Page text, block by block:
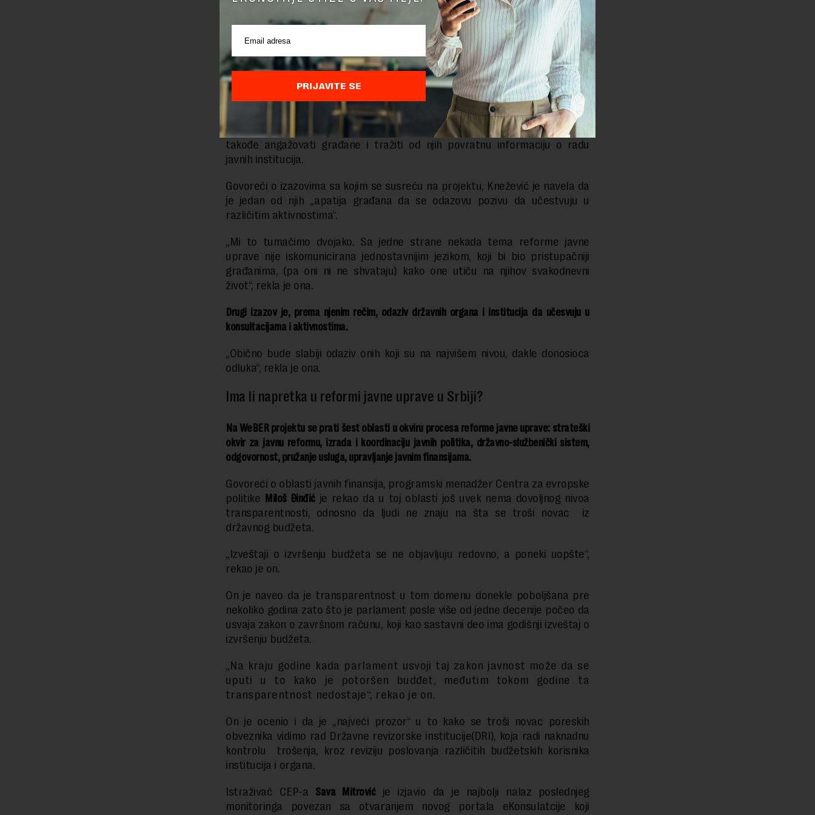
„Program malih grantova u okvuru WeBER 3.0 će podržati do 20 oganiazacija
civilnog društva sa sredstvima u iznosu do 15.000 evra po pojedinačnom
projektu. U okviru programa malih grantova ćemo pozivati organizacije da
podnosu predloge koji doprinose poboljašnju stanja reformi na lokalnom
nivou. To će biti projekti koji će se sporovditi u njihovim lokalnim sredinama“,
rekla je ona.
Knežević je rekla i da će organizacije, pored toga što će se baviti
monitornigom, izradom analiza i izveštaja o reformi javne uprave na lokalu,
takođe angažovati građane i tražiti od njih povratnu informaciju o radu
javnih institucija.
Govoreći o izazovima sa kojim se susreću na projektu, Knežević je navela da
je jedan od njih „apatija građana da se odazovu pozivu da učestvuju u
različitim aktivnostima“.
„Mi to tumačimo dvojako. Sa jedne strane nekada tema reforme javne
uprave nije iskomunicirana jednostavnijim jezikom, koji bi bio pristupačniji
građanima, (pa oni ni ne shvataju) kako one utiču na njihov svakodnevni
život“, rekla je ona.
Drugi izazov je, prema njenim rečim, odaziv državnih organa i institucija da učesvuju u
konsultacijama i aktivnostima.
„Obično bude slabiji odaziv onih koji su na najvišem nivou, dakle donosioca
odluka“, rekla je ona.
Ima li napretka u reformi javne uprave u Srbiji?
Na WeBER projektu se prati šest oblasti u okviru procesa reforme javne uprave: strateški
okvir za javnu reformu, izrada i koordinaciju javnih politika, državno-službenički sistem,
odgovornost, pružanje usluga, upravljanje javnim finansijama.
Govoreći o oblasti javnih finansija, programski menadžer Centra za evropske
politike Miloš Đinđićje rekao da u toj oblasti još uvek nema dovoljnog nivoa
transparentnosti, odnosno da ljudi ne znaju na šta se troši novac iz
državnog budžeta.
„Izveštaji o izvršenju budžeta se ne objavljuju redovno, a poneki uopšte“,
rekao je on.
On je naveo da je transparentnost u tom domenu donekle poboljšana pre
nekoliko godina zato što je parlament posle više od jedne decenije počeo da
usvaja zakon o završnom računu, koji kao sastavni deo ima godišnji izveštaj o
izvršenju budžeta.
„Na kraju godine kada parlament usvoji taj zakon javnost može da se
uputi u to kako je potoršen budđet, međutim tokom godine ta
transparentnost nedostaje“, rekao je on.
On je ocenio i da je „najveći prozor“ u to kako se troši novac poreskih
obveznika vidimo rad Državne revizorske institucije(DRI), koja radi naknadnu
kontrolu trošenja, kroz reviziju poslovanja različitih budžetskih korisnika
institucija i organa.
Istraživač CEP-a Sava Mitrovićje izjavio da je najbolji nalaz poslednjeg
monitoringa povezan sa otvaranjem novog portala eKonsulatcije koji
PRIJAVITE SE